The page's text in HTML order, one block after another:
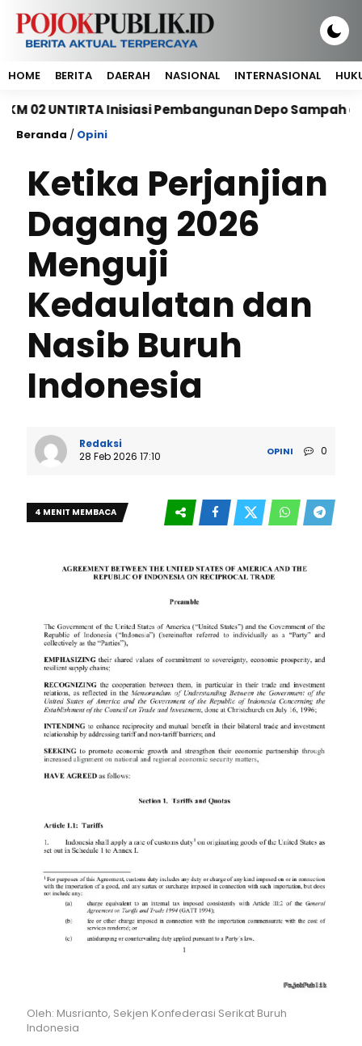
HOME BERITA DAERAH NASIONAL INTERNASIONAL
Inisiasi Pembangunan Depo Sampah di Pondok
Beranda / Opini
Ketika Perjanjian
Dagang 2026
Menguji
Kedaulatan dan
Nasib Buruh
Indonesia
Redaksi
28 Feb 2026 17:10
OPINI 0
4 MENIT MEMBACA
Oleh: Musrianto, Sekjen Konfederasi Serikat Buruh
Indonesia